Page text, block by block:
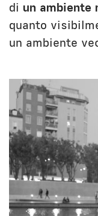
di un ambiente
quanto
un ambiente